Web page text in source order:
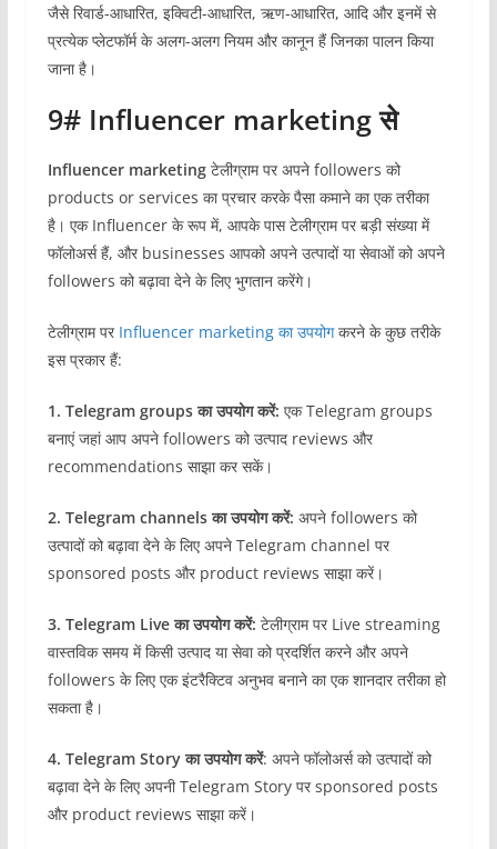
जैसे रिवार्ड-आधारित, इक्विटी-आधारित, ऋण-आधारित, आदि और इनमें से
प्रत्येक प्लेटफॉर्म के अलग-अलग नियम और कानून हैं जिनका पालन किया
जाना है।
9# Influencer marketing से
Influencer marketingटेलीग्राम पर अपने followers को
products or services का प्रचार करके पैसा कमाने का एक तरीका
है। एक Influencer के रूप में, आपके पास टेलीग्राम पर बड़ी संख्या में
फॉलोअर्स हैं, और businesses आपको अपने उत्पादों या सेवाओं को अपने
followers को बढ़ावा देने के लिए भुगतान करेंगे।
टेलीग्राम पर Influencer marketing का उपयोगकरने के कुछ तरीके
इस प्रकार हैं:
1. Telegram groups का उपयोग करें: एक Telegram groups
बनाएं जहां आप अपने followers को उत्पाद reviews और
recommendations साझा कर सकें।
2. Telegram channels का उपयोग करें: अपने followers को
उत्पादों को बढ़ावा देने के लिए अपने Telegram channel पर
sponsored posts और product reviews साझा करें।
3. Telegram Live का उपयोग करें: टेलीग्राम पर Live streaming
वास्तविक समय में किसी उत्पाद या सेवा को प्रदर्शित करने और अपने
followers के लिए एक इंटरैक्टिव अनुभव बनाने का एक शानदार तरीका हो
सकता है।
4. Telegram Story का उपयोग करें: अपने फॉलोअर्स को उत्पादों को
बढ़ावा देने के लिए अपनी Telegram Story पर sponsored posts
और product reviews साझा करें।